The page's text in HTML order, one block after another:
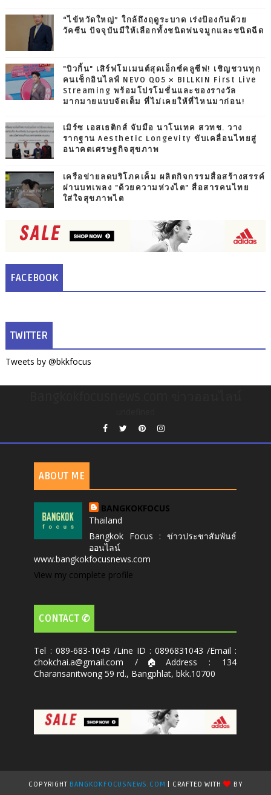
“ไข้หวัดใหญ่” ใกล้ถึงฤดูระบาด เร่งป้องกันด้วย
วัคซีน ปัจจุบันมีให้เลือกทั้งชนิดพ่นจมูกและชนิดฉีด
"บิวกิ้น" เสิร์ฟโมเมนต์สุดเอ็กซ์คลูซีฟ! เชิญชวนทุก
คนเช็กอินไลฟ์ NEVO Q05 × BILLKIN First Live
Streaming พร้อมโปรโมชั่นและของรางวัล
มากมายแบบจัดเต็ม ที่ไม่เคยให้ที่ไหนมาก่อน!
เมิร์ซ เอสเธติกส์ จับมือ นาโนเทค สวทช. วาง
รากฐาน Aesthetic Longevity ขับเคลื่อนไทยสู่
อนาคตเศรษฐกิจสุขภาพ
เครือข่ายลดบริโภคเค็ม ผลิตกิจกรรมสื่อสร้างสรรค์
ผ่านบทเพลง "ด้วยความห่วงไต" สื่อสารคนไทย
ใส่ใจสุขภาพไต
FACEBOOK
TWITTER
Tweets by @bkkfocus
ABOUT ME
BANGKOKFOCUS
Thailand
Bangkok Focus : ข่าวประชาสัมพันธ์
ออนไลน์
www.bangkokfocusnews.com
View my complete profile
CONTACT ✆
Tel : 089-683-1043 /Line ID : 0896831043 /Email :
chokchai.a@gmail.com /🏠Address : 134
Charansanitwong 59 rd., Bangphlat, bkk.10700
COPYRIGHT BANGKOKFOCUSNEWS.COM | CRAFTED WITH BY